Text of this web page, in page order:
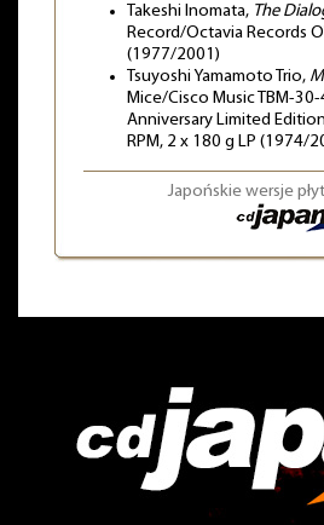
Takeshi Inomata, The
Record/Octavia Records
(1977/2001)
Tsuyoshi Yamamoto Trio,
Mice/Cisco Music TBM-
Anniversary Limited
RPM, 2 x 180 g LP (1974/
Japońskie wersje